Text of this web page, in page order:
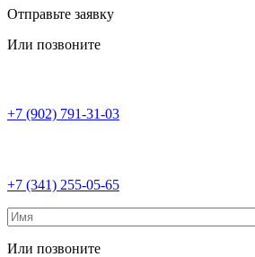
Отправьте заявку
Или позвоните
+7 (902) 791-31-03
+7 (341) 255-05-65
Или позвоните